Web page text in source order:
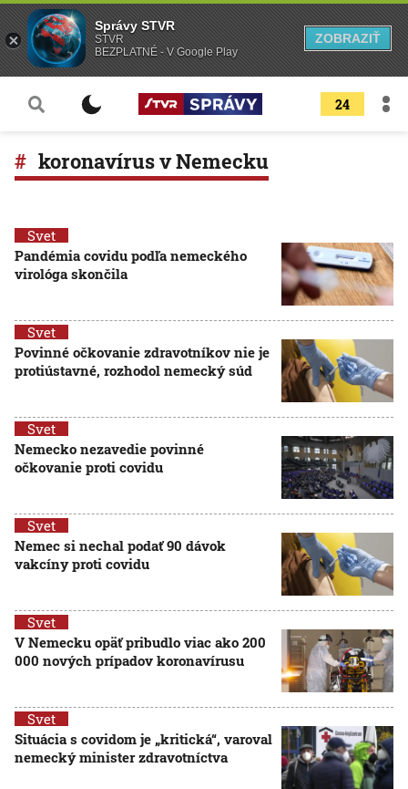
24
koronavírus v Nemecku
Svet
Pandémia covidu podľa nemeckého
virológa skončila
Svet
Povinné očkovanie zdravotníkov nie je
protiústavné, rozhodol nemecký súd
Svet
Nemecko nezavedie povinné
očkovanie proti covidu
Svet
Nemec si nechal podať 90 dávok
vakcíny proti covidu
Svet
V Nemecku opäť pribudlo viac ako 200
000 nových prípadov koronavírusu
Svet
Situácia s covidom je „kritická“, varoval
nemecký minister zdravotníctva
Správy STVR
STVR
BEZPLATNÉ - V Google Play
ZOBRAZIŤ